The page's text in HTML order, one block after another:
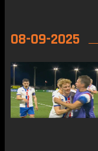
08-09-2025